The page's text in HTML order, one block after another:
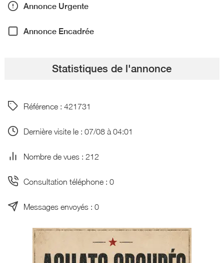
Annonce Urgente
Annonce Encadrée
Statistiques de l'annonce
Référence : 421731
Dernière visite le : 07/08 à 04:01
Nombre de vues : 212
Consultation téléphone : 0
Messages envoyés : 0